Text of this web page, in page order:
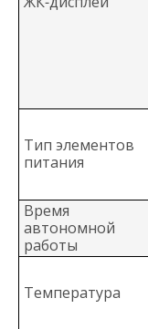
Тип элементов
питания
Время
автономной
работы
Температура